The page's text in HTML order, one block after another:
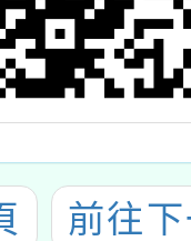
前往